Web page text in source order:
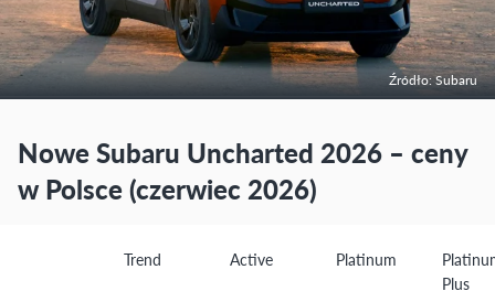
Źródło: Subaru
Nowe Subaru Uncharted 2026 – ceny
w Polsce (czerwiec 2026)
Trend Active Platinum
Plus